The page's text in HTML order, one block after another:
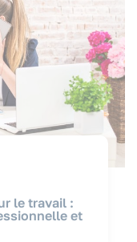
le travail :
et